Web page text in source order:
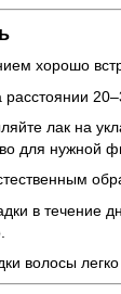
хорошо
лак на
для нужной
в течение
волосы